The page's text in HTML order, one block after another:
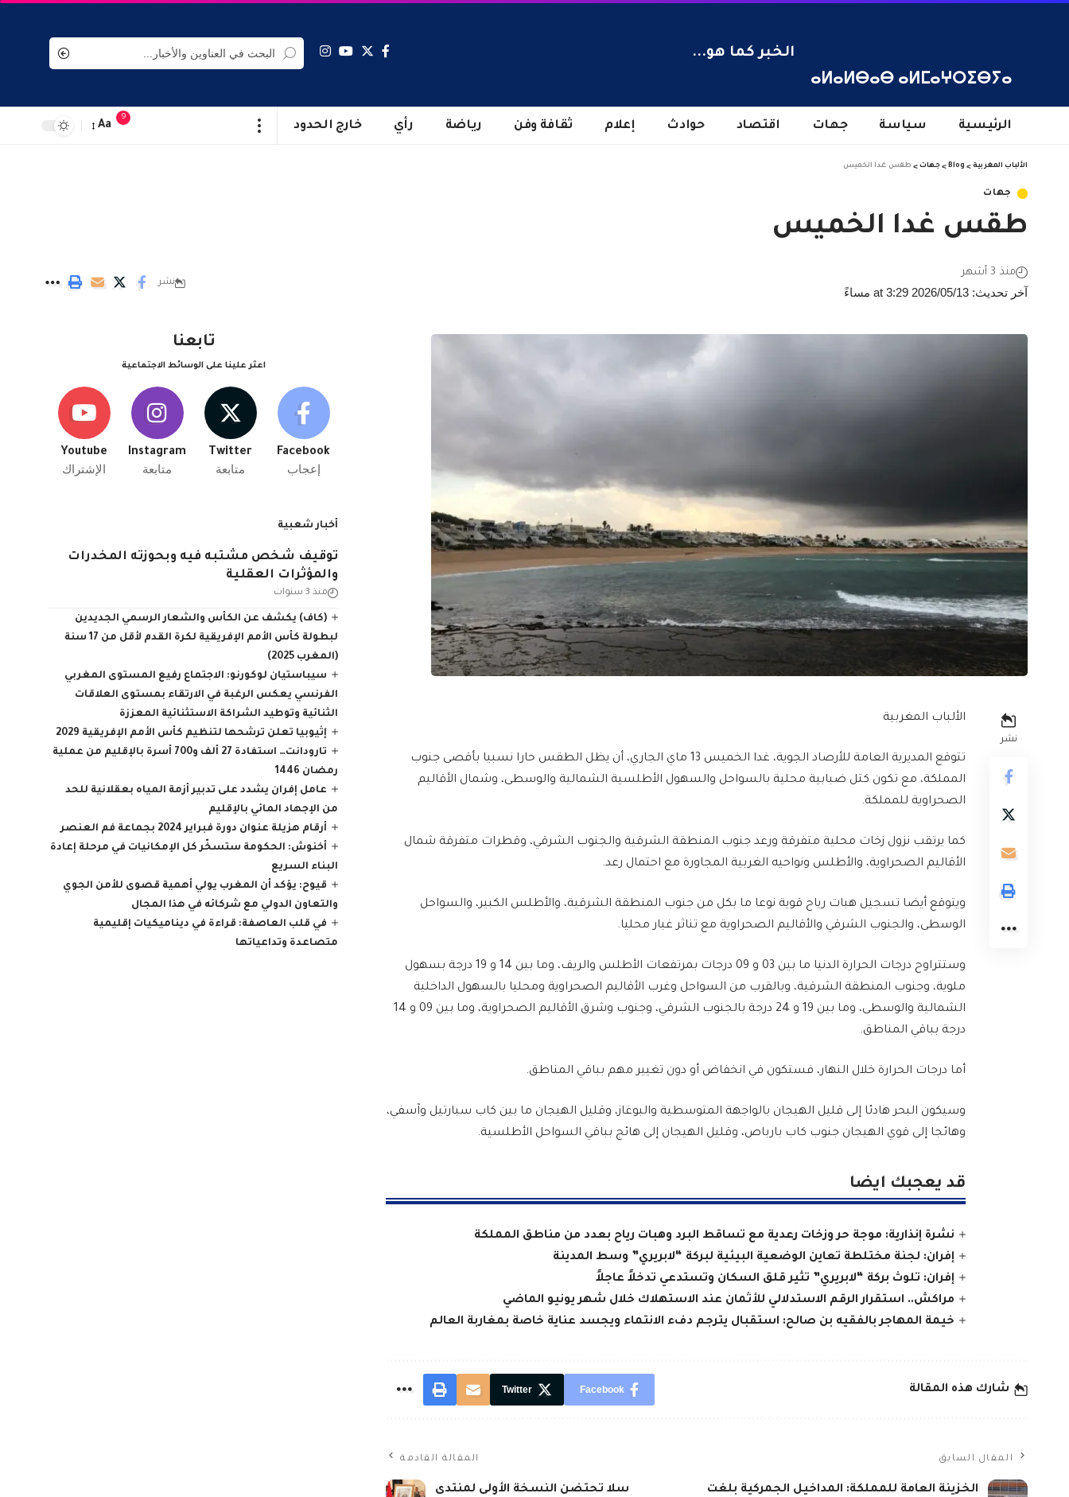
ⴰⵍⴰⵍⴱⴰⴱ ⴰⵍⵎⴰⵖⵔⵉⴱⵢⴰ
الخبر كما هو...
الرئيسية سياسة جهات اقتصاد حوادث إعلام ثقافة وفن رياضة رأي خارج الحدود
9
Aa
الألباب المغربية >
Blog
> جهات > طقس غدا الخميس
جهات
طقس غدا الخميس
آخر تحديث: 2026/05/13 at 3:29 مساءً
منذ 3 أشهر
نشر
نشر
الألباب المغربية
تتوقع المديرية العامة للأرصاد الجوية، غدا الخميس 13 ماي الجاري، أن يظل الطقس حارا نسبيا بأقصى جنوب
المملكة، مع تكون كتل ضبابية محلية بالسواحل والسهول الأطلسية الشمالية والوسطى، وشمال الأقاليم
الصحراوية للمملكة.
كما يرتقب نزول زخات محلية متفرقة ورعد جنوب المنطقة الشرقية والجنوب الشرقي، وقطرات متفرقة شمال
الأقاليم الصحراوية، والأطلس ونواحيه الغربية المجاورة مع احتمال رعد.
ويتوقع أيضا تسجيل هبات رياح قوية نوعا ما بكل من جنوب المنطقة الشرقية، والأطلس الكبير، والسواحل
الوسطى، والجنوب الشرقي والأقاليم الصحراوية مع تناثر غبار محليا.
وستتراوح درجات الحرارة الدنيا ما بين 03 و 09 درجات بمرتفعات الأطلس والريف، وما بين 14 و 19 درجة بسهول
ملوية، وجنوب المنطقة الشرقية، وبالقرب من السواحل وغرب الأقاليم الصحراوية ومحليا بالسهول الداخلية
الشمالية والوسطى، وما بين 19 و 24 درجة بالجنوب الشرقي، وجنوب وشرق الأقاليم الصحراوية، وما بين 09 و 14
درجة بباقي المناطق.
أما درجات الحرارة خلال النهار، فستكون في انخفاض أو دون تغيير مهم بباقي المناطق.
وسيكون البحر هادئا إلى قليل الهيجان بالواجهة المتوسطية والبوغاز، وقليل الهيجان ما بين كاب سبارتيل وآسفي،
وهائجا إلى قوي الهيجان جنوب كاب بارباص، وقليل الهيجان إلى هائج بباقي السواحل الأطلسية.
قد يعجبك ايضا
نشرة إنذارية: موجة حر وزخات رعدية مع تساقط البرد وهبات رياح بعدد من مناطق المملكة
إفران: لجنة مختلطة تعاين الوضعية البيئية لبركة “لابريري” وسط المدينة
إفران: تلوث بركة “لابريري” تثير قلق السكان وتستدعي تدخلاً عاجلاً
مراكش.. استقرار الرقم الاستدلالي للأثمان عند الاستهلاك خلال شهر يونيو الماضي
خيمة المهاجر بالفقيه بن صالح: استقبال يترجم دفء الانتماء ويجسد عناية خاصة بمغاربة العالم
شارك هذه المقالة Facebook
Twitter
المقال السابق
الخزينة العامة للمملكة: المداخيل الجمركية بلغت
المقالة القادمة
سلا تحتضن النسخة الأولى لمنتدى
تابعنا
اعثر علينا على الوسائط الاجتماعية
Facebook
إعجاب
Twitter
متابعة
Instagram
متابعة
Youtube
الإشتراك
أخبار شعبية
توقيف شخص مشتبه فيه وبحوزته المخدرات
والمؤثرات العقلية
منذ 3 سنوات
(كاف) يكشف عن الكأس والشعار الرسمي الجديدين
لبطولة كأس الأمم الإفريقية لكرة القدم لأقل من 17 سنة
(المغرب 2025)
سيباستيان لوكورنو: الاجتماع رفيع المستوى المغربي
الفرنسي يعكس الرغبة في الارتقاء بمستوى العلاقات
الثنائية وتوطيد الشراكة الاستثنائية المعززة
إثيوبيا تعلن ترشحها لتنظيم كأس الأمم الإفريقية 2029
تارودانت… استفادة 27 ألف و700 أسرة بالإقليم من عملية
رمضان 1446
عامل إفران يشدد على تدبير أزمة المياه بعقلانية للحد
من الإجهاد المائي بالإقليم
أرقام هزيلة عنوان دورة فبراير 2024 بجماعة فم العنصر
أخنوش: الحكومة ستسخّر كل الإمكانيات في مرحلة إعادة
البناء السريع
قيوح: يؤكد أن المغرب يولي أهمية قصوى للأمن الجوي
والتعاون الدولي مع شركائه في هذا المجال
في قلب العاصفة: قراءة في ديناميكيات إقليمية
متصاعدة وتداعياتها